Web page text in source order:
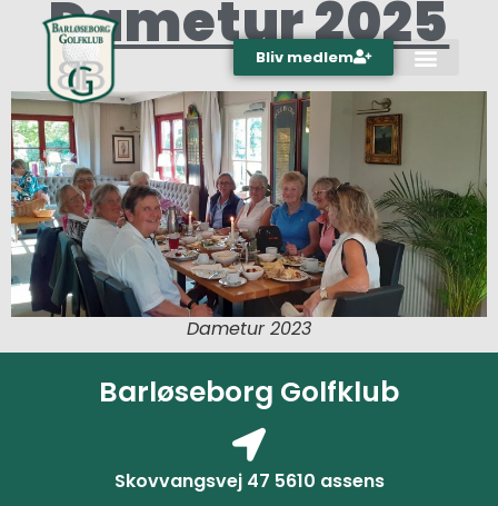
Bliv medlem
Dametur 2025
Dametur 2023
Barløseborg Golfklub
Skovvangsvej 47 5610 assens